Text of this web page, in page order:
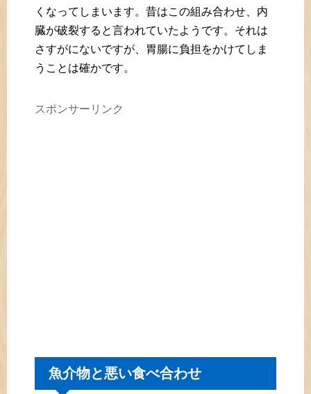
くなってしまいます。昔はこの組み合わせ、内
臓が破裂すると言われていたようです。それは
さすがにないですが、胃腸に負担をかけてしま
うことは確かです。
スポンサーリンク
魚介物と悪い食べ合わせ